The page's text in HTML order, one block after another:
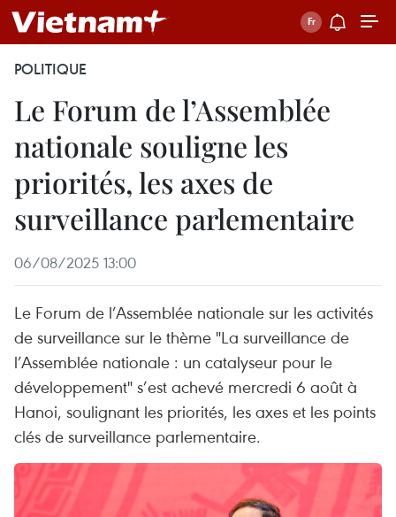
POLITIQUE
Le Forum de l’Assemblée
nationale souligne les
priorités, les axes de
surveillance parlementaire
06/08/2025 13:00
Le Forum de l’Assemblée nationale sur les activités
de surveillance sur le thème "La surveillance de
l’Assemblée nationale : un catalyseur pour le
développement" s’est achevé mercredi 6 août à
Hanoi, soulignant les priorités, les axes et les points
clés de surveillance parlementaire.